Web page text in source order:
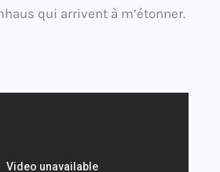
qui arrivent à m’étonner.